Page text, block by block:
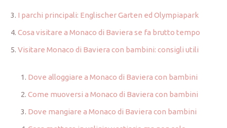
I parchi principali: Englischer Garten ed Olympiapark
Cosa visitare a Monaco di Baviera se fa brutto tempo
Visitare Monaco di Baviera con bambini: consigli utili
Dove alloggiare a Monaco di Baviera con bambini
Come muoversi a Monaco di Baviera con bambini
Dove mangiare a Monaco di Baviera con bambini